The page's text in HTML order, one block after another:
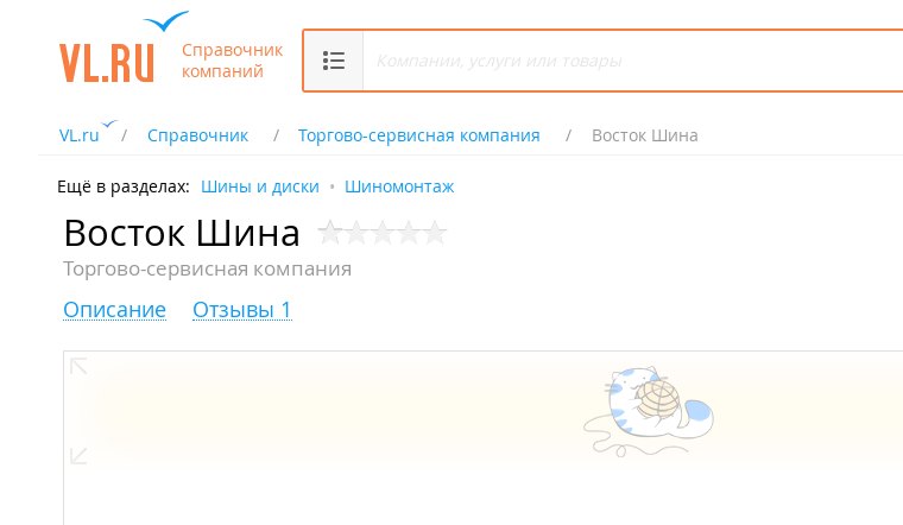
Справочник
компаний
VL.ru Справочник Торгово-сервисная компания Восток Шина
Ещё в разделах: Шины и диски Шиномонтаж
Восток Шина
Торгово-сервисная компания
Описание Отзывы 1